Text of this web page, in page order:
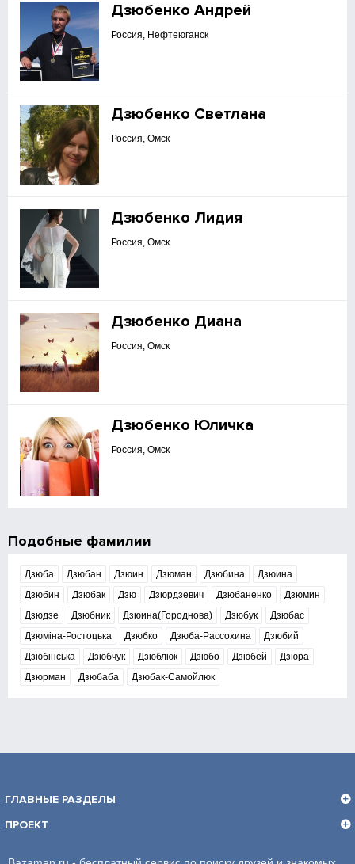
Дзюбенко Андрей
Россия, Нефтеюганск
Дзюбенко Светлана
Россия, Омск
Дзюбенко Лидия
Россия, Омск
Дзюбенко Диана
Россия, Омск
Дзюбенко Юличка
Россия, Омск
Подобные фамилии
Дзюба Дзюбан Дзюин Дзюман Дзюбина
Дзюина
Дзюбин
Дзюбак Дзю Дзюрдзевич Дзюбаненко
Дзюмин
Дзюдзе
Дзюбник Дзюина(Городнова) Дзюбук
Дзюбас
Дзюміна-Ростоцька
Дзюбко Дзюба-Рассохина
Дзюбий
Дзюбінська
Дзюбчук Дзюблюк Дзюбо Дзюбей
Дзюра
Дзюрман
Дзюбаба Дзюбак-Самойлюк
ГЛАВНЫЕ РАЗДЕЛЫ
ПРОЕКТ